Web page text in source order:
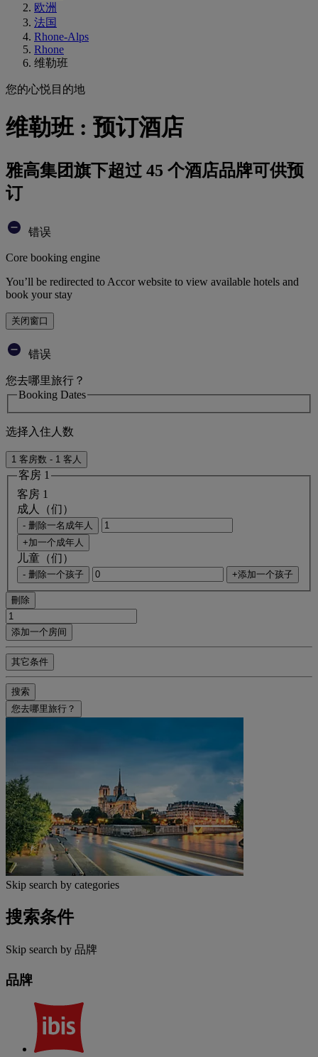
欧洲
法国
Rhone-Alps
Rhone
维勒班
您的心悦目的地
维勒班 : 预订酒店
雅高集团旗下超过 45 个酒店品牌可供预
订
错误
Core booking engine
You’ll be redirected to Accor website to view available hotels and
book your stay
关闭窗口
错误
您去哪里旅行？
Booking Dates
选择入住人数
1 客房数 - 1 客人
客房 1
客房 1
成人（们）
- 删除一名成年人
+加一个成年人
儿童（们）
- 删除一个孩子 +添加一个孩子
刪除
添加一个房间
其它条件
搜索
您去哪里旅行？
Skip search by categories
搜索条件
Skip search by 品牌
品牌